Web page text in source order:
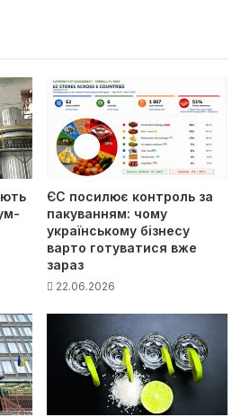
ЄС посилює контроль за
пакуванням: чому
українському бізнесу
варто готуватися вже
зараз
22.06.2026